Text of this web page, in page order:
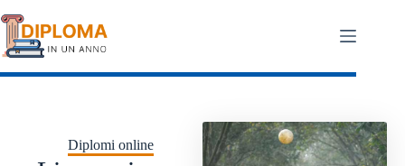
al
contenuto
Diplomi online